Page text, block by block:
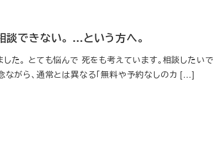
談できない。 …という方へ。
た。 とても悩んで 死をも考えています。相談したい
ながら、通常とは異なる「無料や予約なしのカ […]